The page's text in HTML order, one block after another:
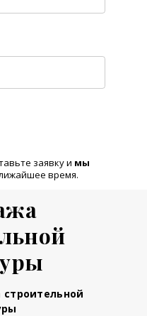
заявку и мы
время.